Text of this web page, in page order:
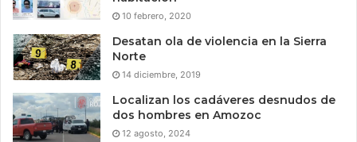
10 febrero, 2020
Desatan ola de violencia en la Sierra
Norte
14 diciembre, 2019
Localizan los cadáveres desnudos de
dos hombres en Amozoc
12 agosto, 2024